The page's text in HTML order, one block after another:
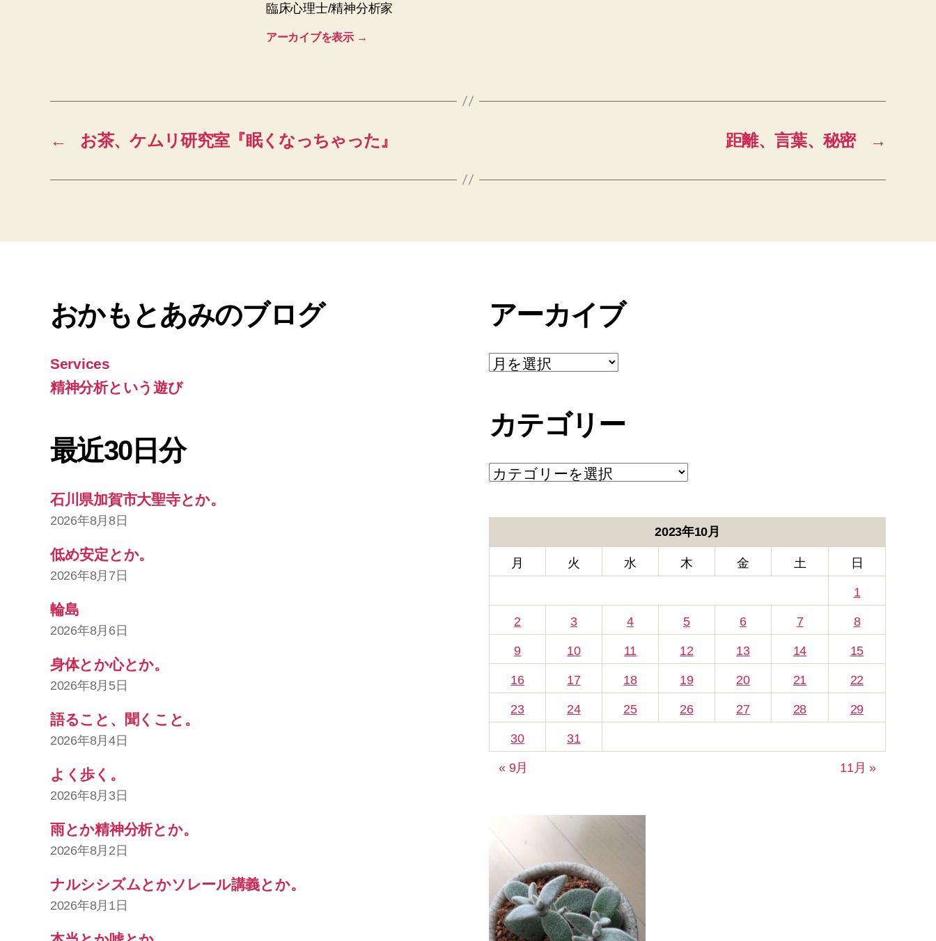
臨床心理士/精神分析家
アーカイブを表示 →
← お茶、ケムリ研究室『眠くなっちゃった』 →
距離、言葉、秘密
おかもとあみのブログ
Services
精神分析という遊び
最近30日分
石川県加賀市大聖寺とか。
2026年8月8日
低め安定とか。
2026年8月7日
輪島
2026年8月6日
身体とか心とか。
2026年8月5日
語ること、聞くこと。
2026年8月4日
よく歩く。
2026年8月3日
雨とか精神分析とか。
2026年8月2日
ナルシシズムとかソレール講義とか。
2026年8月1日
アーカイブ
ア
ー
ブ
カテゴリー
カ
テ
2023年10月
月 火 水 木 金 土 日
1
2 3 4 5 6 7 8
9 10 11 12 13 14 15
16 17 18 19 20 21 22
23 24 25 26 27 28 29
30 31
« 9月 11月 »